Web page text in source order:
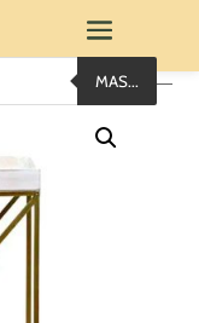
MAS...